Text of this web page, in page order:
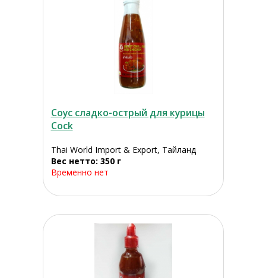
Соус сладко-острый для курицы
Cock
Thai World Import & Export, Тайланд
Вес нетто: 350 г
Временно нет